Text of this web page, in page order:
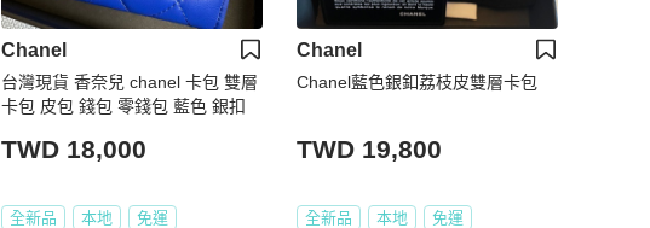
Chanel
台灣現貨 香奈兒 chanel 卡包 雙層
卡包 皮包 錢包 零錢包 藍色 銀扣
TWD 18,000
全新品 本地 免運
Chanel
Chanel藍色銀釦荔枝皮雙層卡包
TWD 19,800
全新品 本地 免運